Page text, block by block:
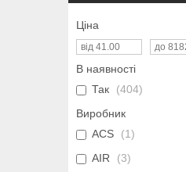
Ціна
В наявності
Так
404
Виробник
ACS
1
AIR
3